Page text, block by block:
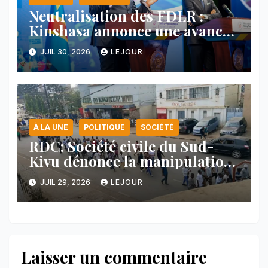
Neutralisation des FDLR :
Kinshasa annonce une avancée
majeure et maintient sa ligne
face au Rwanda
JUIL 30, 2026 LEJOUR
À LA UNE POLITIQUE SOCIÉTÉ
RDC: Société civile du Sud-
Kivu dénonce la manipulation
des manifestations par
l’AFC/M23
JUIL 29, 2026 LEJOUR
Laisser un commentaire